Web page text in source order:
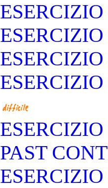
PAST